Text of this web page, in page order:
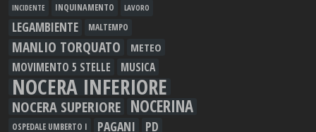
INCIDENTE INQUINAMENTO LAVORO
LEGAMBIENTE MALTEMPO
MANLIO TORQUATO METEO
MOVIMENTO 5 STELLE MUSICA
NOCERA INFERIORE
NOCERA SUPERIORE NOCERINA
OSPEDALE UMBERTO I PAGANI PD